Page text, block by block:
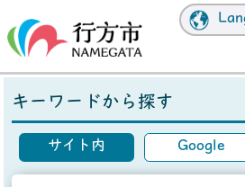
キーワードから探す
サイト内 Google